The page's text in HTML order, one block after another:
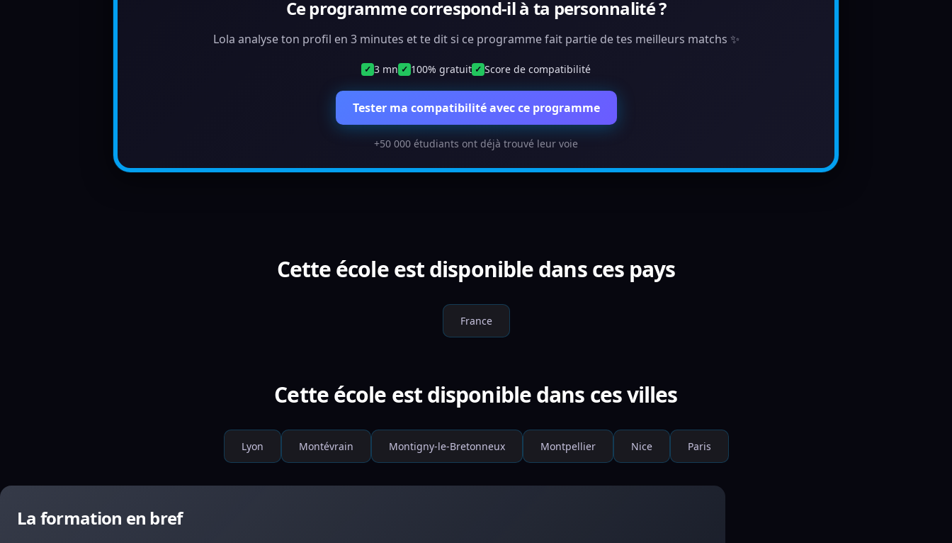
Ce programme correspond-il à ta personnalité ?
Lola analyse ton profil en 3 minutes et te dit si ce programme fait partie de tes meilleurs matchs ✨
✓ 3 mn ✓ 100% gratuit ✓ Score de compatibilité
Tester ma compatibilité avec ce programme
+50 000 étudiants ont déjà trouvé leur voie
Cette école est disponible dans ces pays
France
Cette école est disponible dans ces villes
Lyon Montévrain Montigny-le-Bretonneux Montpellier Nice Paris
La formation en bref